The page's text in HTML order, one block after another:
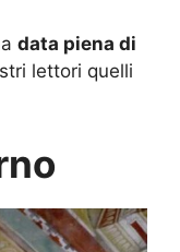
data piena di
lettori quelli